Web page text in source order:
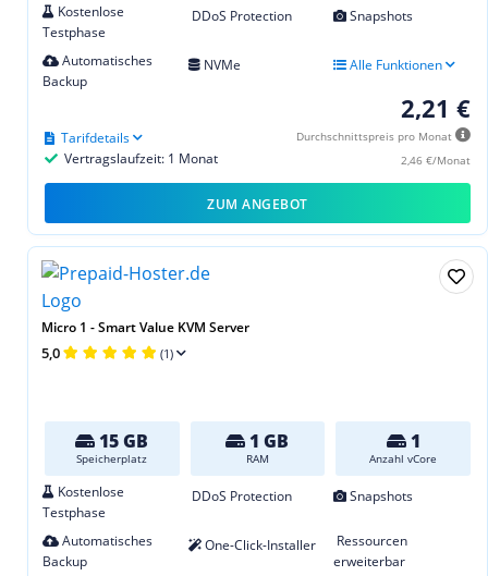
Kostenlose
Testphase
DDoS Protection Snapshots
Automatisches
Backup
NVMe Alle Funktionen
2,21 €
Durchschnittspreis pro Monat
2,46 €/Monat
Vertragslaufzeit: 1 Monat
Tarifdetails
ZUM ANGEBOT
Micro 1 - Smart Value KVM Server
5,0 (1)
15 GB
Speicherplatz
1 GB
RAM
1
Anzahl vCore
Kostenlose
Testphase
DDoS Protection Snapshots
Automatisches
Backup
One-Click-Installer
Ressourcen
erweiterbar